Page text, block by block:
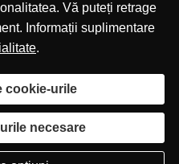
Vă puteți retrage
Informații suplimentare
.
cookie-urile
necesare